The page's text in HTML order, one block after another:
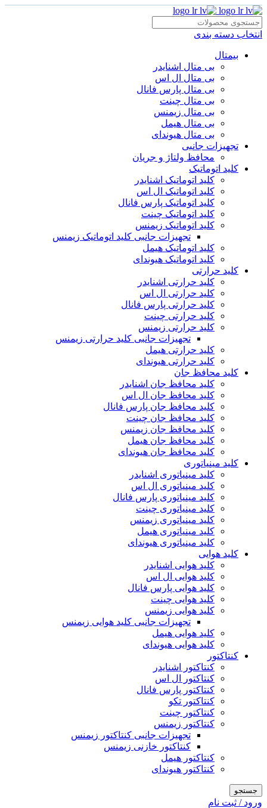
انتخاب دسته بندی
بیمتال
بی متال اشنایدر
بی متال ال اس
بی متال پارس فانال
بی متال چینت
بی متال زیمنس
بی متال هیمل
بی متال هیوندای
تجهیزات جانبی
محافظ ولتاژ و‌ جریان
کلید اتوماتیک
کلید اتوماتیک اشنایدر
کلید اتوماتیک ال اس
کلید اتوماتیک پارس فانال
کلید اتوماتیک چینت
کلید اتوماتیک زیمنس
تجهیزات جانبی کلید اتوماتیک زیمنس
کلید اتوماتیک هیمل
کلید اتوماتیک هیوندای
کلید حرارتی
کلید حرارتی اشنایدر
کلید حرارتی ال اس
کلید حرارتی پارس فانال
کلید حرارتی چینت
کلید حرارتی زیمنس
تجهیزات جانبی کلید حرارتی زیمنس
کلید حرارتی هیمل
کلید حرارتی هیوندای
کلید محافظ جان
کلید محافظ جان اشنایدر
کلید محافظ جان ال اس
کلید محافظ جان پارس فانال
کلید محافظ جان چینت
کلید محافظ جان زیمنس
کلید محافظ جان هیمل
کلید محافظ جان هیوندای
کلید مینیاتوری
کلید مینیاتوری اشنایدر
کلید مینیاتوری ال اس
کلید مینیاتوری پارس فانال
کلید مینیاتوری چینت
کلید مینیاتوری زیمنس
کلید مینیاتوری هیمل
کلید مینیاتوری هیوندای
کلید هوایی
کلید هوایی اشنایدر
کلید هوایی ال اس
کلید هوایی پارس فانال
کلید هوایی چینت
کلید هوایی زیمنس
تجهیزات جانبی کلید هوایی زیمنس
کلید هوایی هیمل
کلید هوایی هیوندای
کنتاکتور
کنتاکتور اشنایدر
کنتاکتور ال اس
کنتاکتور پارس فانال
کنتاکتور تکو
کنتاکتور چینت
کنتاکتور زیمنس
تجهیزات جانبی کنتاکتور زیمنس
کنتاکتور خازنی زیمنس
کنتاکتور هیمل
کنتاکتور هیوندای
جستجو
ورود / ثبت نام